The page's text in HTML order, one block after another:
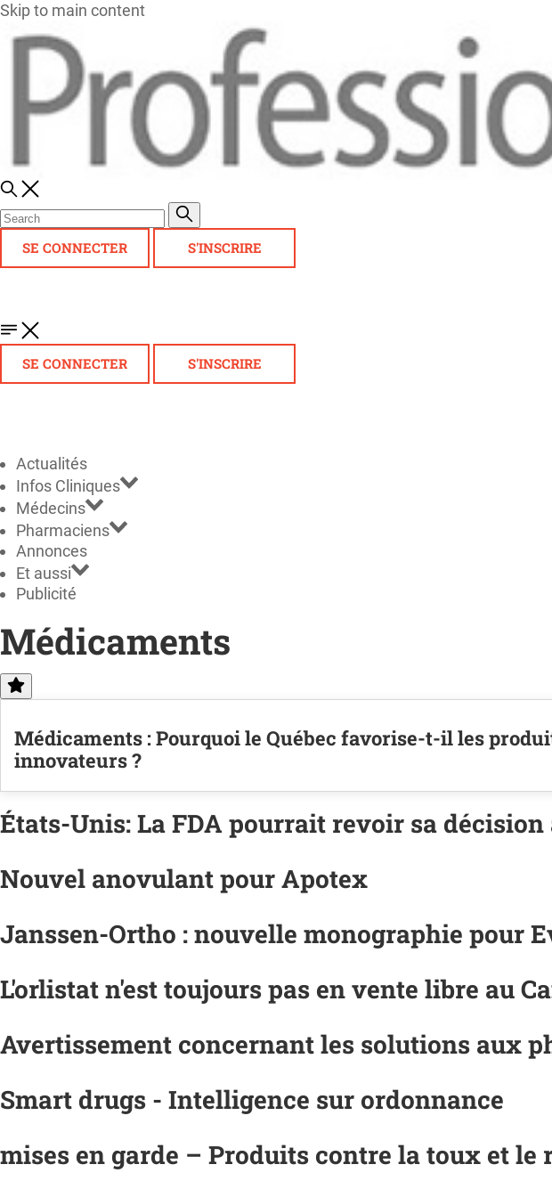
Skip to main content
SE CONNECTER S'INSCRIRE
SE CONNECTER S'INSCRIRE
Actualités
Infos Cliniques
Médecins
Pharmaciens
Annonces
Et aussi
Publicité
Médicaments
Médicaments : Pourquoi le Québec favorise-t-il les
innovateurs ?
États-Unis: La FDA pourrait revoir sa décision
Nouvel anovulant pour Apotex
Janssen-Ortho : nouvelle monographie pour
L'orlistat n'est toujours pas en vente libre au
Avertissement concernant les solutions aux
Smart drugs - Intelligence sur ordonnance
mises en garde – Produits contre la toux et